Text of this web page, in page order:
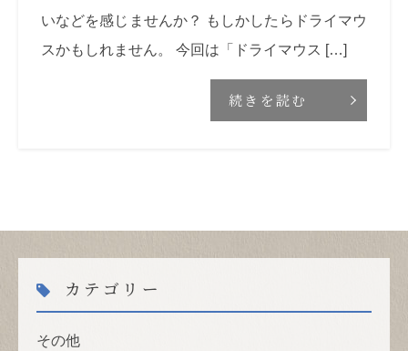
いなどを感じませんか？ もしかしたらドライマウ
スかもしれません。 今回は「ドライマウス […]
続きを読む
カテゴリー
その他